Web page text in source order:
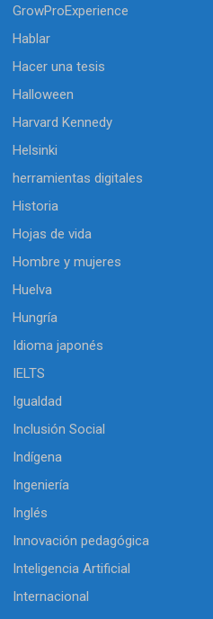
GrowProExperience
Hablar
Hacer una tesis
Halloween
Harvard Kennedy
Helsinki
herramientas digitales
Historia
Hojas de vida
Hombre y mujeres
Huelva
Hungría
Idioma japonés
IELTS
Igualdad
Inclusión Social
Indígena
Ingeniería
Inglés
Innovación pedagógica
Inteligencia Artificial
Internacional